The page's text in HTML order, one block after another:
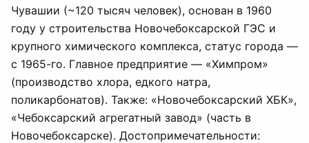
Чувашии (~120 тысяч человек), основан в 1960
году у строительства Новочебоксарской ГЭС и
крупного химического комплекса, статус города —
с 1965-го. Главное предприятие — «Химпром»
(производство хлора, едкого натра,
поликарбонатов). Также: «Новочебоксарский ХБК»,
«Чебоксарский агрегатный завод» (часть в
Новочебоксарске). Достопримечательности: